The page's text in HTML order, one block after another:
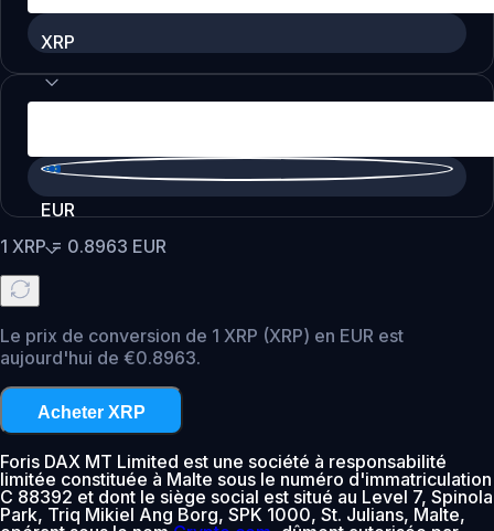
XRP
EUR
1 XRP= 0.8963 EUR
Le prix de conversion de 1 XRP (XRP) en EUR est
aujourd'hui de €0.8963.
Acheter XRP
Foris DAX MT Limited est une société à responsabilité
limitée constituée à Malte sous le numéro d'immatriculation
C 88392 et dont le siège social est situé au Level 7, Spinola
Park, Triq Mikiel Ang Borg, SPK 1000, St. Julians, Malte,